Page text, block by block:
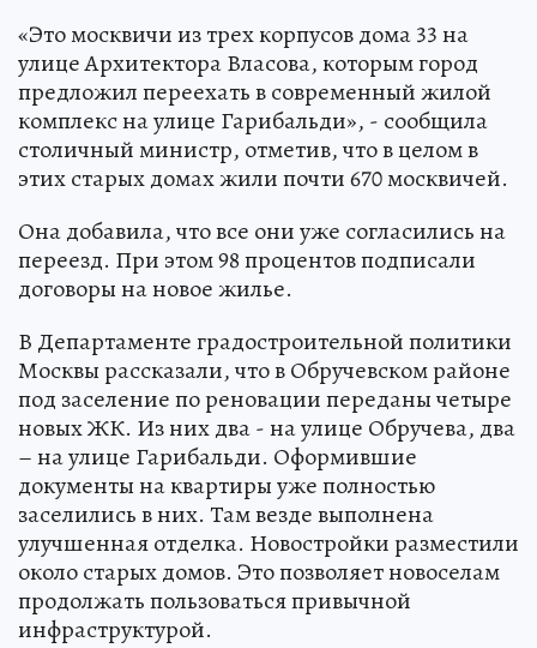
«Это москвичи из трех корпусов дома 33 на
улице Архитектора Власова, которым город
предложил переехать в современный жилой
комплекс на улице Гарибальди», - сообщила
столичный министр, отметив, что в целом в
этих старых домах жили почти 670 москвичей.
Она добавила, что все они уже согласились на
переезд. При этом 98 процентов подписали
договоры на новое жилье.
В Департаменте градостроительной политики
Москвы рассказали, что в Обручевском районе
под заселение по реновации переданы четыре
новых ЖК. Из них два - на улице Обручева, два
– на улице Гарибальди. Оформившие
документы на квартиры уже полностью
заселились в них. Там везде выполнена
улучшенная отделка. Новостройки разместили
около старых домов. Это позволяет новоселам
продолжать пользоваться привычной
инфраструктурой.